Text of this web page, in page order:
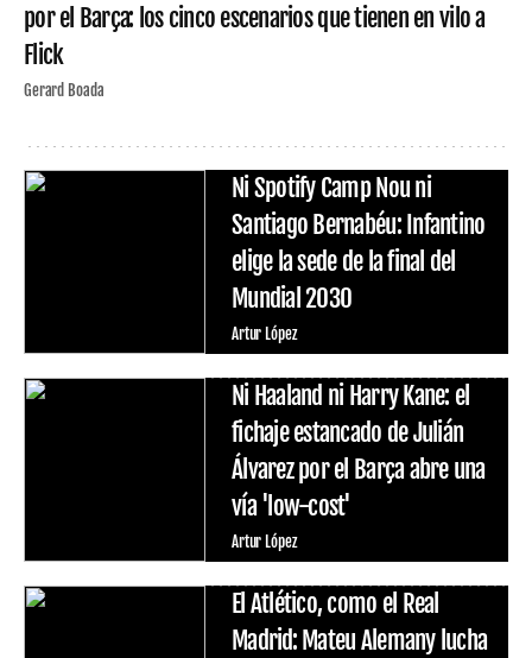
por el Barça: los cinco escenarios que tienen en vilo a
Flick
Gerard Boada
Ni Spotify Camp Nou ni
Santiago Bernabéu: Infantino
elige la sede de la final del
Mundial 2030
Artur López
Ni Haaland ni Harry Kane: el
fichaje estancado de Julián
Álvarez por el Barça abre una
vía 'low-cost'
Artur López
El Atlético, como el Real
Madrid: Mateu Alemany lucha